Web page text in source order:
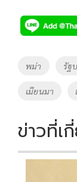
e
b
o
k
Tags
พม่า รัฐ
เมียนมา
ข่าวที่เ